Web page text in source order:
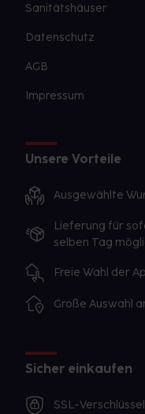
Sanitätshäuser
Datenschutz
AGB
Impressum
Unsere Vorteile
Ausgewählte
Lieferung für
selben Tag
Freie Wahl der
Große Auswahl
Sicher einkaufen
SSL-